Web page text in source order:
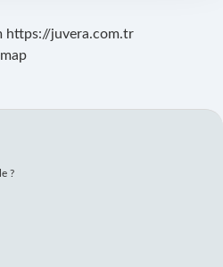
https://juvera.com.tr
?